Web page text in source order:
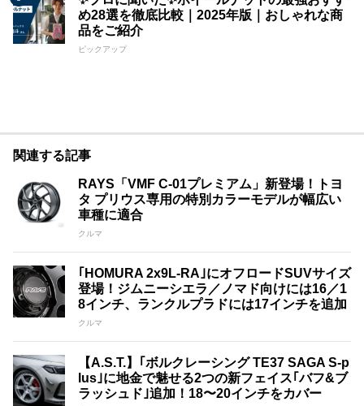
め28選を徹底比較｜2025年版｜おしゃれな商
品をご紹介
ピックアップ
関連する記事
RAYS「VMF C-01プレミアム」新登場！トヨ
タ プリウス専用の特別カラーモデルが幅広い
車種に適合
クルマ
｢HOMURA 2x9L​​-RA｣にオフロードSUVサイズ
登場！ジムニーシエラ／ノマド向けには16／1
8インチ、ランクルプラドには17インチを追加
クルマ
【A.S.T.】｢ボルクレーシング TE37 SAGA S-p
lus｣に地金で魅せる2つの新フェイス｢バフ&ブ
ラッシュド｣追加！18〜20インチをカバー